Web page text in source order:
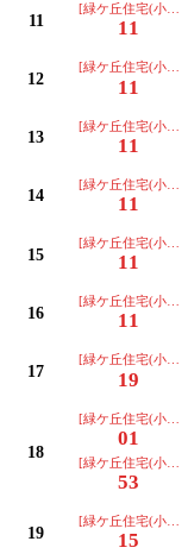
11
[緑ケ丘住宅(小幡
11
12
[緑ケ丘住宅(小幡
11
13
[緑ケ丘住宅(小幡
11
14
[緑ケ丘住宅(小幡
11
15
[緑ケ丘住宅(小幡
11
16
[緑ケ丘住宅(小幡
11
17
[緑ケ丘住宅(小幡
19
18
[緑ケ丘住宅(小幡
01
[緑ケ丘住宅(小幡
53
19
[緑ケ丘住宅(小幡
15